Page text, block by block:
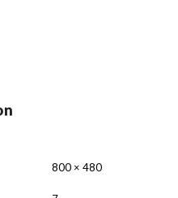
800 × 480